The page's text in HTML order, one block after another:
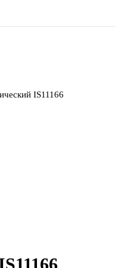
IS11166